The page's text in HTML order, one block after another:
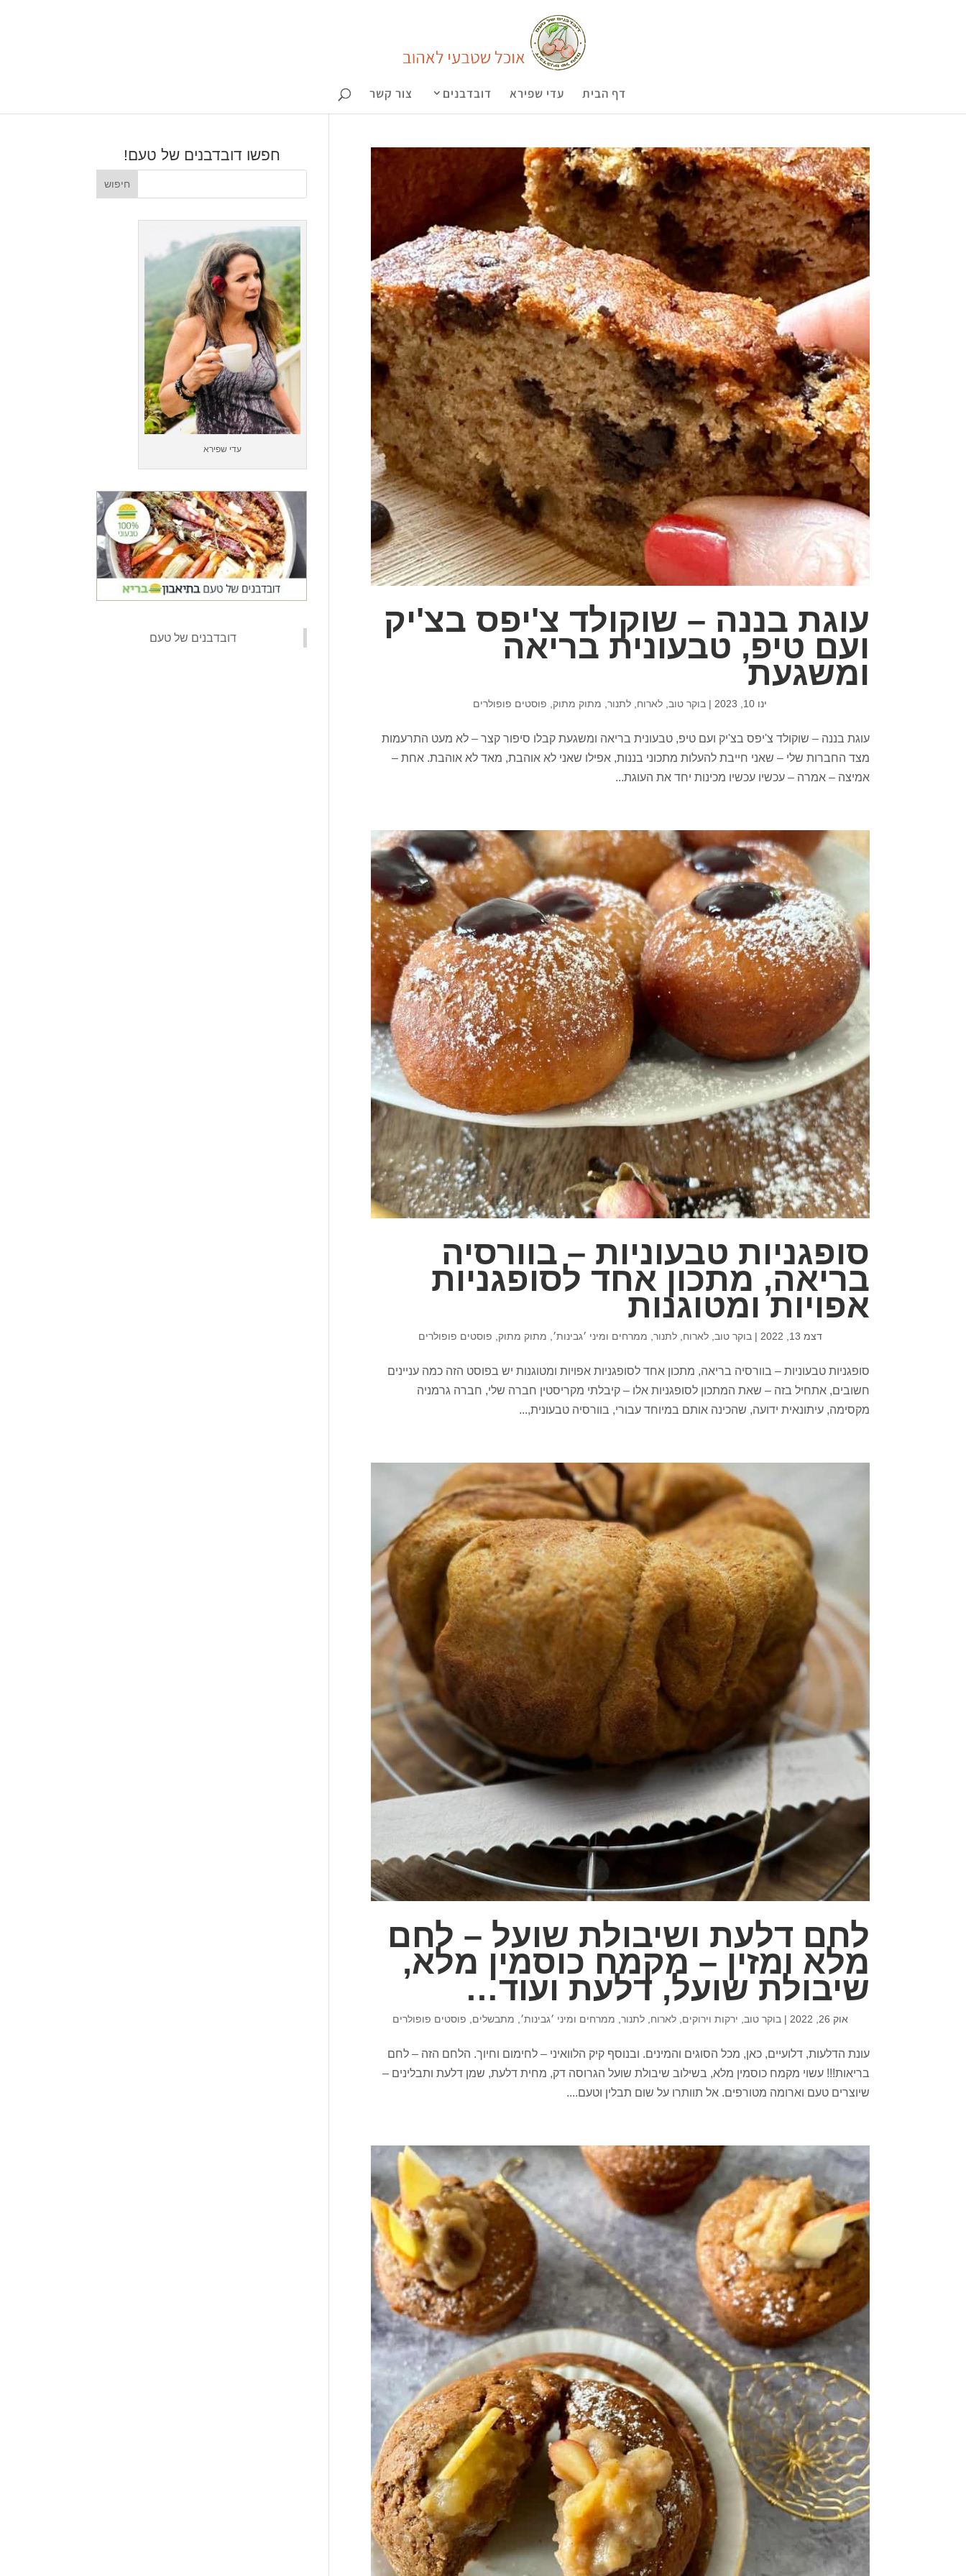
דף הבית עדי שפירא דובדבנים צור קשר
עוגת בננה – שוקולד צ'יפס בצ'יק
ועם טיפ, טבעונית בריאה
ומשגעת
ינו 10, 2023 | בוקר טוב לארוח לתנור, מתוק מתוק, פוסטים פופולרים
עוגת בננה – שוקולד צ'יפס בצ'יק ועם טיפ, טבעונית בריאה ומשגעת קבלו סיפור קצר – לא מעט התרעמות
מצד החברות שלי – שאני חייבת להעלות מתכוני בננות, אפילו שאני לא אוהבת, מאד לא אוהבת. אחת –
אמיצה – אמרה – עכשיו עכשיו מכינות יחד את העוגת...
סופגניות טבעוניות – בוורסיה
בריאה, מתכון אחד לסופגניות
אפויות ומטוגנות
דצמ 13, 2022 | בוקר טוב ,לארוח ,לתנור ממרחים ומיני ׳גבינות׳ מתוק מתוק פוסטים פופולרים
סופגניות טבעוניות – בוורסיה בריאה, מתכון אחד לסופגניות אפויות ומטוגנות יש בפוסט הזה כמה עניינים
חשובים, אתחיל בזה – שאת המתכון לסופגניות אלו – קיבלתי מקריסטין חברה שלי, חברה גרמניה
מקסימה, עיתונאית ידועה, שהכינה אותם במיוחד עבורי, בוורסיה טבעונית,...
לחם דלעת ושיבולת שועל – לחם
מלא ומזין – מקמח כוסמין מלא,
שיבולת שועל, דלעת ועוד…
אוק 26, 2022 | בוקר טוב ירקות וירוקים ,לארוח ,לתנור ממרחים ומיני ׳גבינות׳ מתבשלים פוסטים פופולרים
עונת הדלעות, דלועיים, כאן, מכל הסוגים והמינים. ובנוסף קיק הלוואיני – לחימום וחיוך. הלחם הזה – לחם
בריאות!!! עשוי מקמח כוסמין מלא, בשילוב שיבולת שועל הגרוסה דק, מחית דלעת, שמן דלעת ותבלינים –
שיוצרים טעם וארומה מטורפים. אל תוותרו על שום תבלין וטעם....
חפשו דובדבנים של טעם!
עדי שפירא
‏דובדבנים של טעם‏